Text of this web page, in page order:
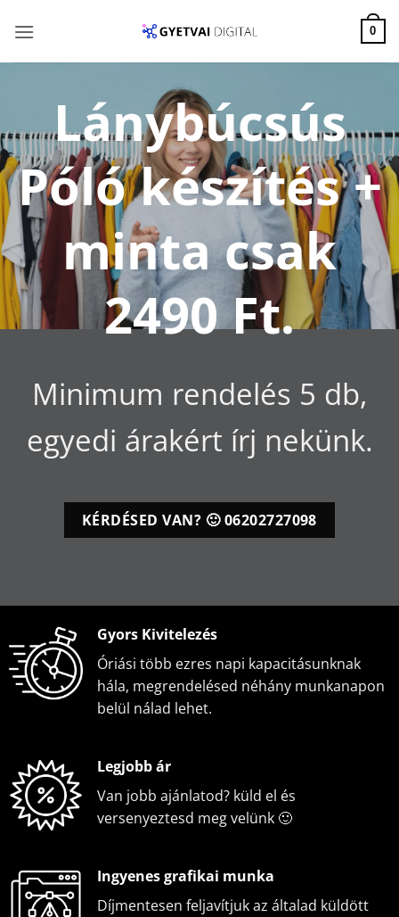
0
Lánybúcsús
Póló készítés +
minta csak
2490 Ft.
Minimum rendelés 5 db,
egyedi árakért írj nekünk.
KÉRDÉSED VAN? 🙂 06202727098
Gyors Kivitelezés
Óriási több ezres napi kapacitásunknak
hála, megrendelésed néhány munkanapon
belül nálad lehet.
Legjobb ár
Van jobb ajánlatod? küld el és
versenyeztesd meg velünk 🙂
Ingyenes grafikai munka
Díjmentesen feljavítjuk az általad küldött